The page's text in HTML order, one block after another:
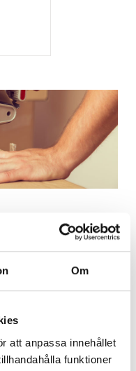
Om
att anpassa innehållet
funktioner
flyttips?
till er som har en